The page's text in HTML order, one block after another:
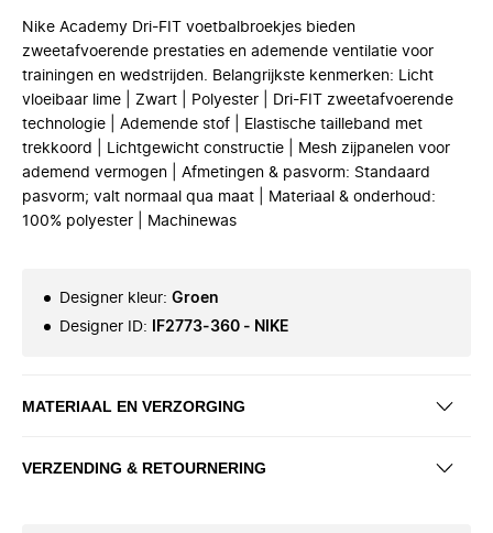
Nike Academy Dri-FIT voetbalbroekjes bieden
zweetafvoerende prestaties en ademende ventilatie voor
trainingen en wedstrijden. Belangrijkste kenmerken: Licht
vloeibaar lime | Zwart | Polyester | Dri-FIT zweetafvoerende
technologie | Ademende stof | Elastische tailleband met
trekkoord | Lichtgewicht constructie | Mesh zijpanelen voor
ademend vermogen | Afmetingen & pasvorm: Standaard
pasvorm; valt normaal qua maat | Materiaal & onderhoud:
100% polyester | Machinewas
Designer kleur: Groen
Designer ID: IF2773-360 - NIKE
MATERIAAL EN VERZORGING
VERZENDING & RETOURNERING